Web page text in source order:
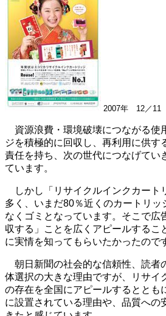
2007年 12／11
資源浪費・環境破壊につながる使
ジを積極的に回収し、再利用に供す
責任を持ち、次の世代につなげてい
ています。
しかし「リサイクルインクカート
多く、いまだ80％近くのカートリッ
なくゴミとなっています。そこで広
収する」ことを広くアピールするこ
に実情を知ってもらいたかったので
朝日新聞の社会的な信頼性、読者
体選択の大きな理由ですが、リサイ
の存在を全国にアピールするととも
に設置されている理由や、品質への